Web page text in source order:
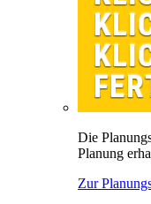
Die
Planung
Zur